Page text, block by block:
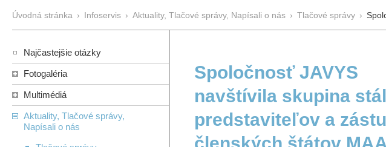
Úvodná stránka › Infoservis › Aktuality, Tlačové správy, Napísali o nás › Tlačové správy ›
Najčastejšie otázky
Fotogaléria
Multimédiá
Aktuality, Tlačové správy,
Napísali o nás
Spoločnosť JAVYS
navštívila skupina
predstaviteľov a